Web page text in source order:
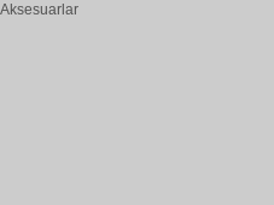
Aksesuarlar